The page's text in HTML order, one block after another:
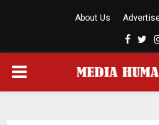
About Us
PRIMARY